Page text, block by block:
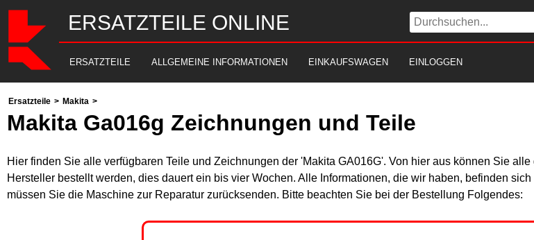
ERSATZTEILE ONLINE
ERSATZTEILE ALLGEMEINE INFORMATIONEN EINKAUFSWAGEN EINLOGGEN
Ersatzteile > Makita >
Makita Ga016g Zeichnungen und Teile
Hier finden Sie alle verfügbaren Teile und Zeichnungen der 'Makita GA016G'. Von hier aus können Sie
Hersteller bestellt werden, dies dauert ein bis vier Wochen. Alle Informationen, die wir haben, befinden
müssen Sie die Maschine zur Reparatur zurücksenden. Bitte beachten Sie bei der Bestellung Folgendes: